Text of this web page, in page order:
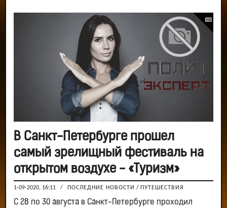
В Санкт-Петербурге прошел
самый зрелищный фестиваль на
открытом воздухе - «Туризм»
1-09-2020, 16:11 / ПОСЛЕДНИЕ НОВОСТИ / ПУТЕШЕСТВИЯ
С 28 по 30 августа в Санкт-Петербурге проходил